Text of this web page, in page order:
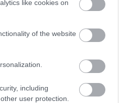
like cookies on
of the website
including
user protection.